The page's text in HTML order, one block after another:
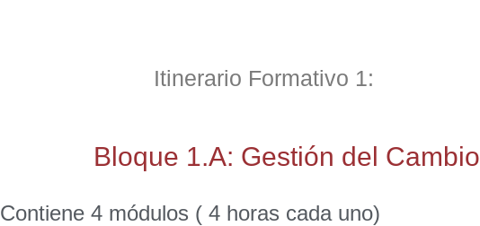
Itinerario Formativo 1:
Bloque 1.A: Gestión del Cambio
Contiene 4 módulos ( 4 horas cada uno)